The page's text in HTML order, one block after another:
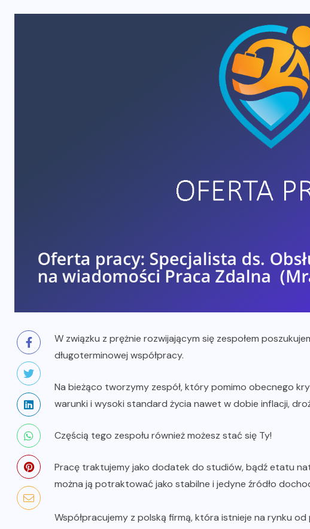
W związku z prężnie rozwijającym się zespołem
długoterminowej współpracy.
Na bieżąco tworzymy zespół, który pomimo obecnego
warunki i wysoki standard życia nawet w dobie inflacji,
Częścią tego zespołu również możesz stać się Ty!
Pracę traktujemy jako dodatek do studiów, bądź etatu
można ją potraktować jako stabilne i jedyne źródło
Współpracujemy z polską firmą, która istnieje na rynku od